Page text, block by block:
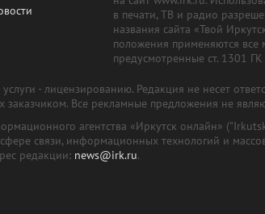
в печати, ТВ и радио
названия сайта «Твой
положения применяются все
предусмотренные ст. 1301
- лицензированию. Редакция не несет
Все рекламные предложения не
агентства «Иркутск онлайн»
связи, информационных технологий и
редакции: news@irk.ru.